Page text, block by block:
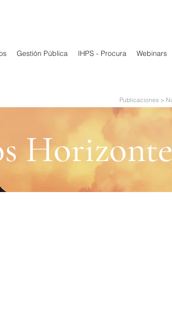
Gestión Pública IHPS - Procura Webinars
Publicaciones >